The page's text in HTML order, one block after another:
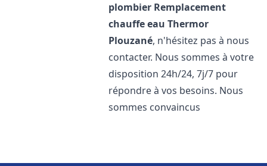
plombier Remplacement
chauffe eau Thermor
Plouzané, n'hésitez pas à nous
contacter. Nous sommes à votre
disposition 24h/24, 7j/7 pour
répondre à vos besoins. Nous
sommes convaincus